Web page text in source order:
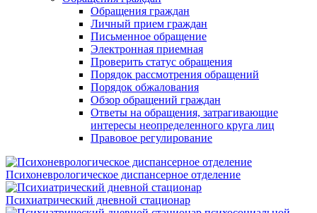
Обращения граждан
Личный прием граждан
Письменное обращение
Электронная приемная
Проверить статус обращения
Порядок рассмотрения обращений
Порядок обжалования
Обзор обращений граждан
Ответы на обращения, затрагивающие
интересы неопределенного круга лиц
Правовое регулирование
Психоневрологическое диспансерное отделение
Психиатрический дневной стационар